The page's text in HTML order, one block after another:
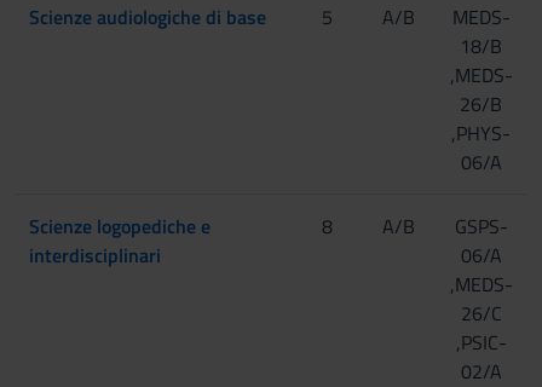
Scienze audiologiche di base 5 A/B
MEDS-
18/B
,MEDS-
26/B
,PHYS-
06/A
Scienze logopediche e
interdisciplinari
8 A/B
GSPS-
06/A
,MEDS-
26/C
,PSIC-
02/A